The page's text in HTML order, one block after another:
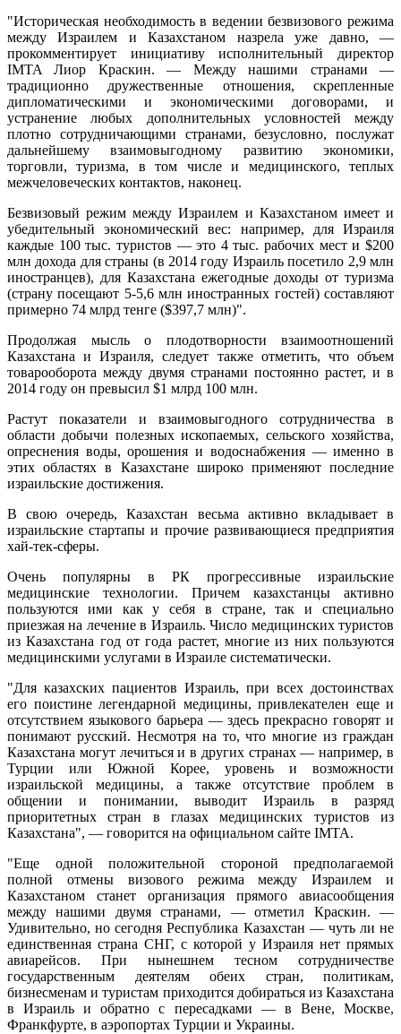
"Историческая необходимость в ведении безвизового режима
между Израилем и Казахстаном назрела уже давно, —
прокомментирует инициативу исполнительный директор
IMTA Лиор Краскин. — Между нашими странами —
традиционно дружественные отношения, скрепленные
дипломатическими и экономическими договорами, и
устранение любых дополнительных условностей между
плотно сотрудничающими странами, безусловно, послужат
дальнейшему взаимовыгодному развитию экономики,
торговли, туризма, в том числе и медицинского, теплых
межчеловеческих контактов, наконец.
Безвизовый режим между Израилем и Казахстаном имеет и
убедительный экономический вес: например, для Израиля
каждые 100 тыс. туристов — это 4 тыс. рабочих мест и $200
млн дохода для страны (в 2014 году Израиль посетило 2,9 млн
иностранцев), для Казахстана ежегодные доходы от туризма
(страну посещают 5-5,6 млн иностранных гостей) составляют
примерно 74 млрд тенге ($397,7 млн)".
Продолжая мысль о плодотворности взаимоотношений
Казахстана и Израиля, следует также отметить, что объем
товарооборота между двумя странами постоянно растет, и в
2014 году он превысил $1 млрд 100 млн.
Растут показатели и взаимовыгодного сотрудничества в
области добычи полезных ископаемых, сельского хозяйства,
опреснения воды, орошения и водоснабжения — именно в
этих областях в Казахстане широко применяют последние
израильские достижения.
В свою очередь, Казахстан весьма активно вкладывает в
израильские стартапы и прочие развивающиеся предприятия
хай-тек-сферы.
Очень популярны в РК прогрессивные израильские
медицинские технологии. Причем казахстанцы активно
пользуются ими как у себя в стране, так и специально
приезжая на лечение в Израиль. Число медицинских туристов
из Казахстана год от года растет, многие из них пользуются
медицинскими услугами в Израиле систематически.
"Для казахских пациентов Израиль, при всех достоинствах
его поистине легендарной медицины, привлекателен еще и
отсутствием языкового барьера — здесь прекрасно говорят и
понимают русский. Несмотря на то, что многие из граждан
Казахстана могут лечиться и в других странах — например, в
Турции или Южной Корее, уровень и возможности
израильской медицины, а также отсутствие проблем в
общении и понимании, выводит Израиль в разряд
приоритетных стран в глазах медицинских туристов из
Казахстана", — говорится на официальном сайте IMTA.
"Еще одной положительной стороной предполагаемой
полной отмены визового режима между Израилем и
Казахстаном станет организация прямого авиасообщения
между нашими двумя странами, — отметил Краскин. —
Удивительно, но сегодня Республика Казахстан — чуть ли не
единственная страна СНГ, с которой у Израиля нет прямых
авиарейсов. При нынешнем тесном сотрудничестве
государственным деятелям обеих стран, политикам,
бизнесменам и туристам приходится добираться из Казахстана
в Израиль и обратно с пересадками — в Вене, Москве,
Франкфурте, в аэропортах Турции и Украины.